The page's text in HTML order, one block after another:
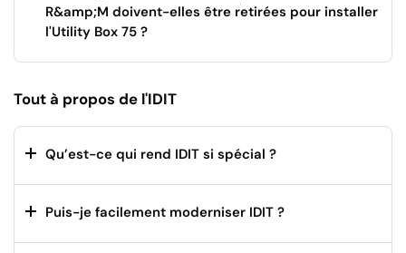
R&amp;M doivent-elles être retirées pour installer
l'Utility Box 75 ?
Tout à propos de l'IDIT
Qu’est-ce qui rend IDIT si spécial ?
Puis-je facilement moderniser IDIT ?